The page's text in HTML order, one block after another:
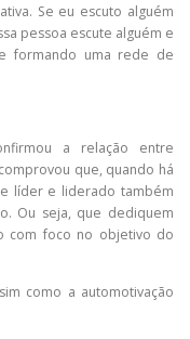
Se eu escuto alguém
pessoa escute alguém e
formando uma rede de
a relação entre
que, quando há
líder e liderado também
Ou seja, que dediquem
com foco no objetivo do
como a automotivação